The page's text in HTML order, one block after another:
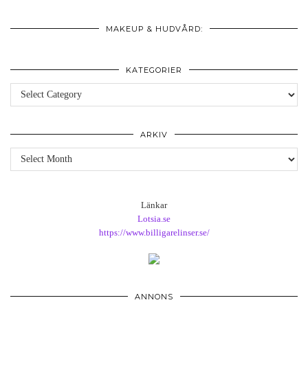
MAKEUP & HUDVÅRD:
KATEGORIER
Kategorier
ARKIV
Arkiv
Länkar
Lotsia.se
https://www.billigarelinser.se/
ANNONS